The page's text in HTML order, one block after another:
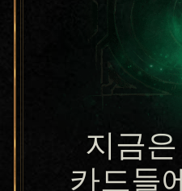
지금은
카드들